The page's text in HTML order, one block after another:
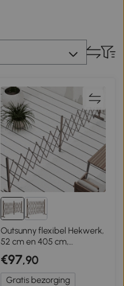
Outsunny flexibel Hekwerk,
52 cm en 405 cm,
aluminium, Donkerbruin
€97,90
Gratis bezorging